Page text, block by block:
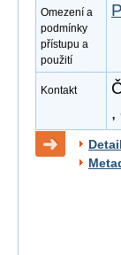
Omezení a
podmínky
přístupu a
použití
Kontakt
,